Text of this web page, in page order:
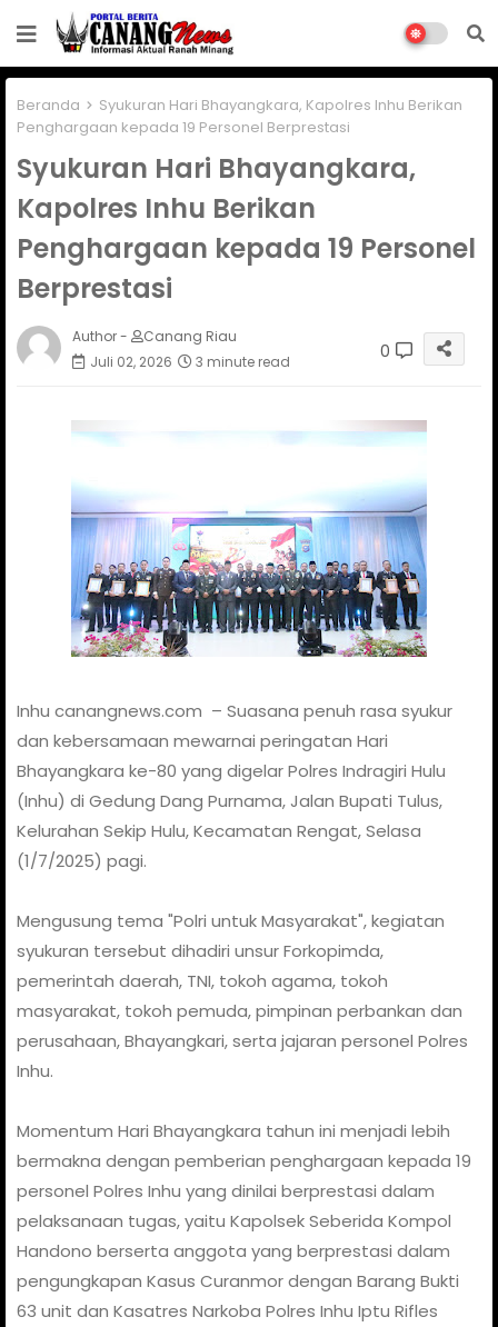
Beranda
Syukuran Hari Bhayangkara, Kapolres Inhu Berikan
Penghargaan kepada 19 Personel Berprestasi
Syukuran Hari Bhayangkara,
Kapolres Inhu Berikan
Penghargaan kepada 19 Personel
Berprestasi
Author -
Canang Riau
Juli 02, 2026
3 minute read 0
Inhu canangnews.com – Suasana penuh rasa syukur
dan kebersamaan mewarnai peringatan Hari
Bhayangkara ke-80 yang digelar Polres Indragiri Hulu
(Inhu) di Gedung Dang Purnama, Jalan Bupati Tulus,
Kelurahan Sekip Hulu, Kecamatan Rengat, Selasa
(1/7/2025) pagi.
Mengusung tema "Polri untuk Masyarakat", kegiatan
syukuran tersebut dihadiri unsur Forkopimda,
pemerintah daerah, TNI, tokoh agama, tokoh
masyarakat, tokoh pemuda, pimpinan perbankan dan
perusahaan, Bhayangkari, serta jajaran personel Polres
Inhu.
Momentum Hari Bhayangkara tahun ini menjadi lebih
bermakna dengan pemberian penghargaan kepada 19
personel Polres Inhu yang dinilai berprestasi dalam
pelaksanaan tugas, yaitu Kapolsek Seberida Kompol
Handono berserta anggota yang berprestasi dalam
pengungkapan Kasus Curanmor dengan Barang Bukti
63 unit dan Kasatres Narkoba Polres Inhu Iptu Rifles